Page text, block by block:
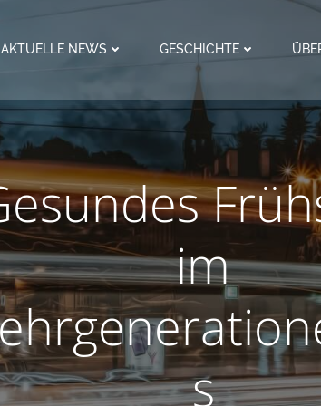
AKTUELLE NEWS GESCHICHTE
im
s